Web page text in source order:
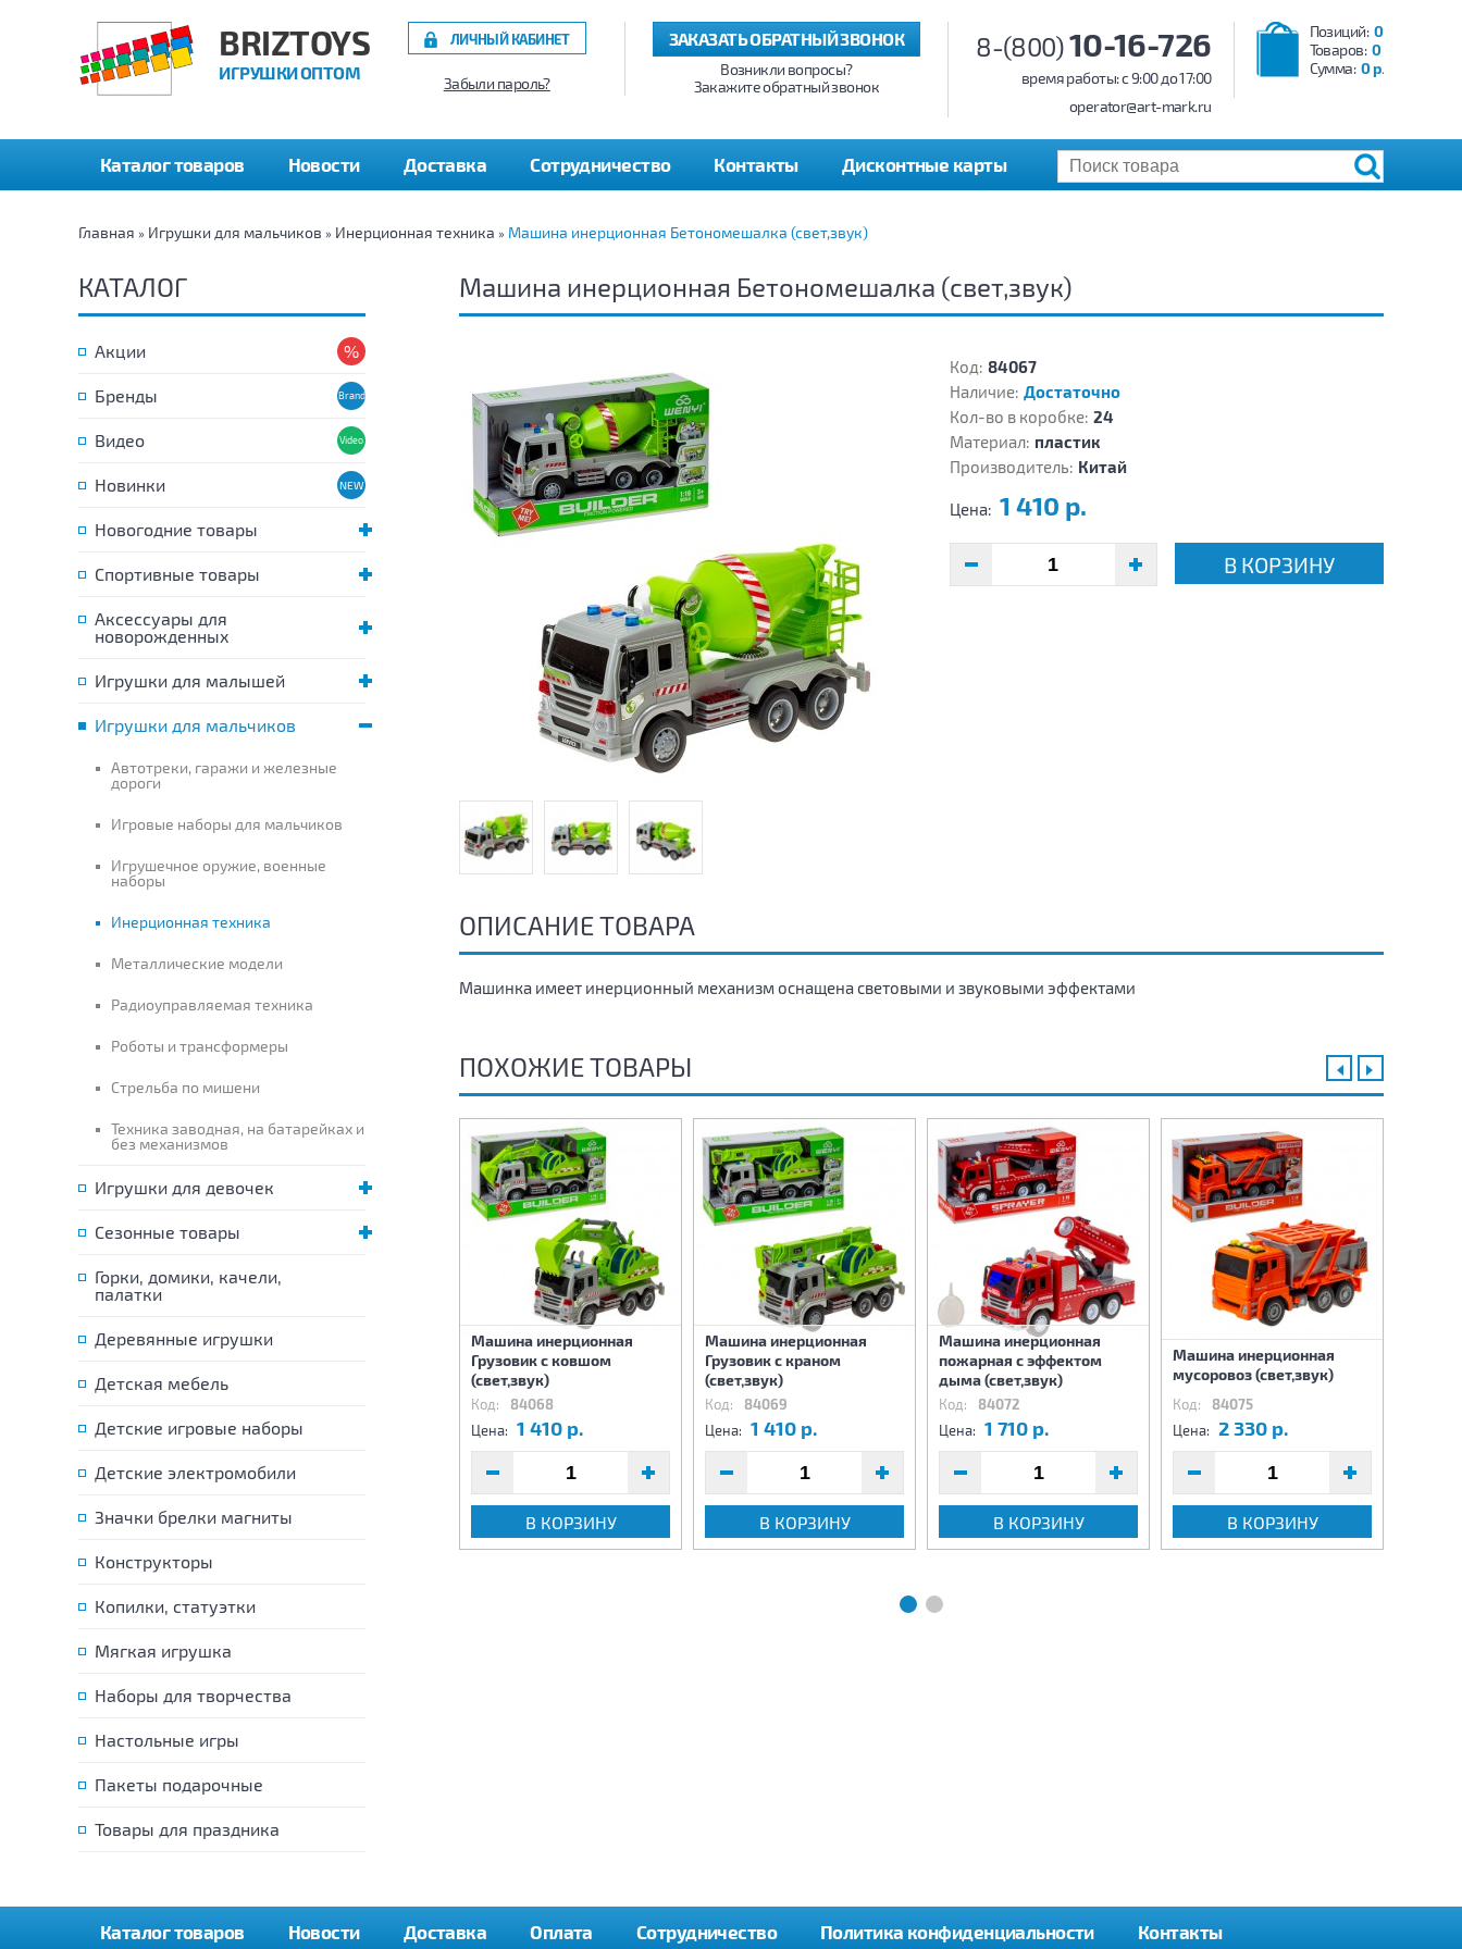
BRIZTOYS
ИГРУШКИ ОПТОМ
Позиций: 0
Товаров: 0
Сумма: 0 р.
8-(800)10-16-726
время работы: c 9:00 до 17:00
operator@art-mark.ru
ЗАКАЗАТЬ ОБРАТНЫЙ ЗВОНОК
Возникли вопросы?
Закажите обратный звонок
ЛИЧНЫЙ КАБИНЕТ
Забыли пароль?
Каталог товаров Новости Доставка Сотрудничество Контакты Дисконтные карты
Главная » Игрушки для мальчиков » Инерционная техника » Машина инерционная Бетономешалка (свет,звук)
КАТАЛОГ
Акции
Бренды
Видео
Новинки
Новогодние товары
Спортивные товары
Аксессуары для
новорожденных
Игрушки для малышей
Игрушки для мальчиков
Автотреки, гаражи и железные
дороги
Игровые наборы для мальчиков
Игрушечное оружие, военные
наборы
Инерционная техника
Металлические модели
Радиоуправляемая техника
Роботы и трансформеры
Стрельба по мишени
Техника заводная, на батарейках и
без механизмов
Игрушки для девочек
Сезонные товары
Горки, домики, качели,
палатки
Деревянные игрушки
Детская мебель
Детские игровые наборы
Детские электромобили
Значки брелки магниты
Конструкторы
Копилки, статуэтки
Мягкая игрушка
Наборы для творчества
Настольные игры
Пакеты подарочные
Товары для праздника
Машина инерционная Бетономешалка (свет,звук)
Код: 84067
Наличие: Достаточно
Кол-во в коробке: 24
Материал: пластик
Производитель: Китай
Цена: 1 410 р.
В КОРЗИНУ
ОПИСАНИЕ ТОВАРА
Машинка имеет инерционный механизм оснащена световыми и звуковыми эффектами
ПОХОЖИЕ ТОВАРЫ
Автобус инерционный
2 380 р.
В КОРЗИНУ
Цена: 545 р.
В КОРЗИНУ
Машина инерционная
Грузовик с ковшом
(свет,звук)
Код: 84068
Цена: 1 410 р.
В КОРЗИНУ
Машина инерционная
Грузовик с краном
(свет,звук)
Код: 84069
Цена: 1 410 р.
В КОРЗИНУ
Машина инерционная
пожарная с эффектом
дыма (свет,звук)
Код: 84072
Цена: 1 710 р.
В КОРЗИНУ
Машина инерционная
мусоровоз (свет,звук)
Код: 84075
Цена: 2 330 р.
В КОРЗИНУ
Каталог товаров Новости Доставка Оплата Сотрудничество Политика конфиденциальности Контакты